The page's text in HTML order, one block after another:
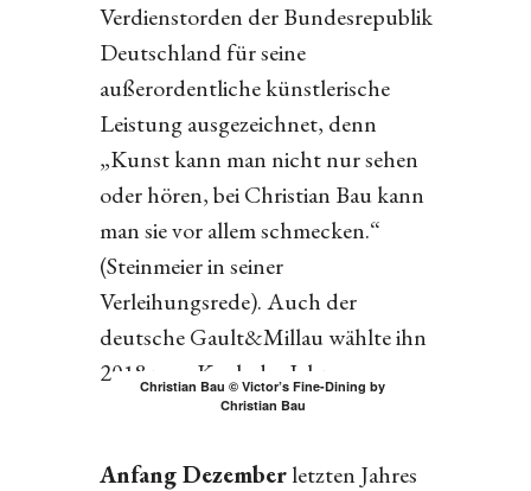
Verdienstorden der Bundesrepublik
Deutschland für seine
außerordentliche künstlerische
Leistung ausgezeichnet, denn
„Kunst kann man nicht nur sehen
oder hören, bei Christian Bau kann
man sie vor allem schmecken.“
(Steinmeier in seiner
Verleihungsrede). Auch der
deutsche Gault&Millau wählte ihn
2018 zum Koch des Jahres.
Christian Bau © Victor’s Fine-Dining by
Christian Bau
Anfang Dezemberletzten Jahres